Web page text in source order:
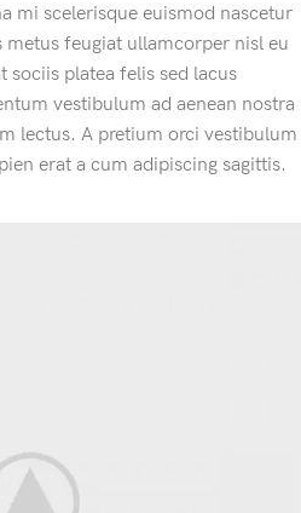
mi scelerisque euismod nascetur
feugiat ullamcorper nisl eu
sociis platea felis sed lacus
vestibulum ad aenean nostra
lectus. A pretium orci vestibulum
erat a cum adipiscing sagittis.